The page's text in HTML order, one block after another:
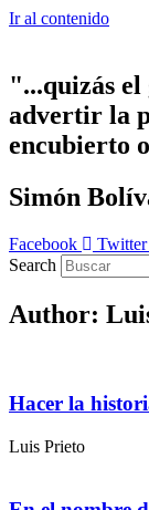
Ir al contenido
"...quizás el
advertir la
encubierto
Simón
Facebook
Twitter
Search
Author:
Hacer la
Luis Prieto